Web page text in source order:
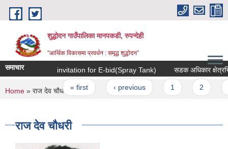
Skip to main content
शुद्धोदन गाउँपालिका मानपकडी, रुपन्देही
"आर्थिक विकासमा प्रवर्धन : समृद्ध शुद्धोदन”
समाचार invitation for E-bid(Spray Tank) सडक अधिकार
Pages
« first ‹ previous
You are here
Home » राज देव चौधरी
राज देव चौधरी